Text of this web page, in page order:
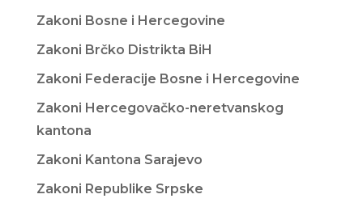
Zakoni Bosne i Hercegovine
Zakoni Brčko Distrikta BiH
Zakoni Federacije Bosne i Hercegovine
Zakoni Hercegovačko-neretvanskog
kantona
Zakoni Kantona Sarajevo
Zakoni Republike Srpske